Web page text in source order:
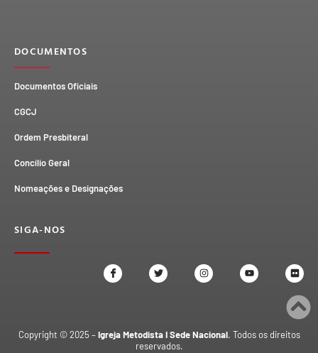
DOCUMENTOS
Documentos Oficiais
CGCJ
Ordem Presbiteral
Concílio Geral
Nomeações e Designações
SIGA-NOS
Copyright © 2025 –Igreja Metodista I Sede Nacional. Todos os direitos
reservados.